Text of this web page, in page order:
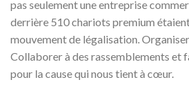
pas seulement une entreprise
derrière 510 chariots premium
mouvement de légalisation.
Collaborer à des rassemblements et
pour la cause qui nous tient à cœur.